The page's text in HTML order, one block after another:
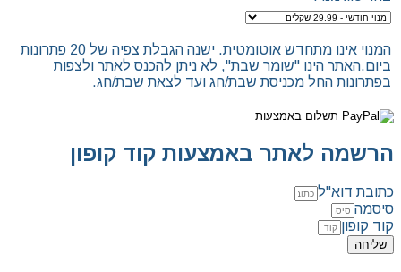
המנוי אינו מתחדש אוטומטית. ישנה הגבלת צפיה של 20 פתרונות
ביום.האתר הינו "שומר שבת", לא ניתן להכנס לאתר ולצפות
בפתרונות החל מכניסת שבת/חג ועד לצאת שבת/חג.
הרשמה לאתר באמצעות קוד קופון
כתובת דוא"ל
סיסמה
קוד קופון
שליחה